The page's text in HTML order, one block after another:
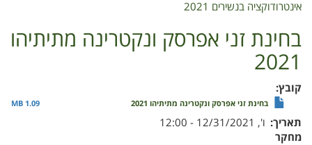
אינטרודוקציה בנשירים 2021
בחינת זני אפרסק ונקטרינה מתיתיהו
2021
קובץ
בחינת זני אפרסק ונקטרינה מתיתיהו 2021 1.09 MB
תאריך ו', 12/31/2021 - 12:00
מחקר